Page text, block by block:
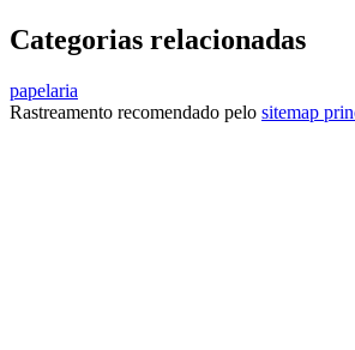
Categorias relacionadas
papelaria
Rastreamento recomendado pelo sitemap